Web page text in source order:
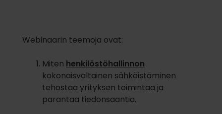
Webinaarin teemoja ovat:
Miten henkilöstöhallinnon
kokonaisvaltainen sähköistäminen
tehostaa yrityksen toimintaa ja
parantaa tiedonsaantia.